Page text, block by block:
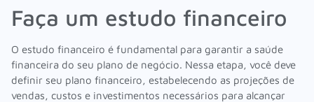
Faça um estudo financeiro
O estudo financeiro é fundamental para garantir a saúde
financeira do seu plano de negócio. Nessa etapa, você deve
definir seu plano financeiro, estabelecendo as projeções de
vendas, custos e investimentos necessários para alcançar